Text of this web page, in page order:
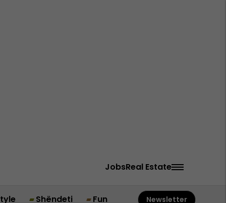
JobsReal Estate
Shëndeti Fun Newsletter